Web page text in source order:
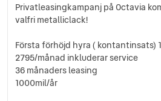
Privatleasingkampanj på Octavia
valfri metalliclack!
Första förhöjd hyra ( kontantinsats)
2795/månad inkluderar service
36 månaders leasing
1000mil/år